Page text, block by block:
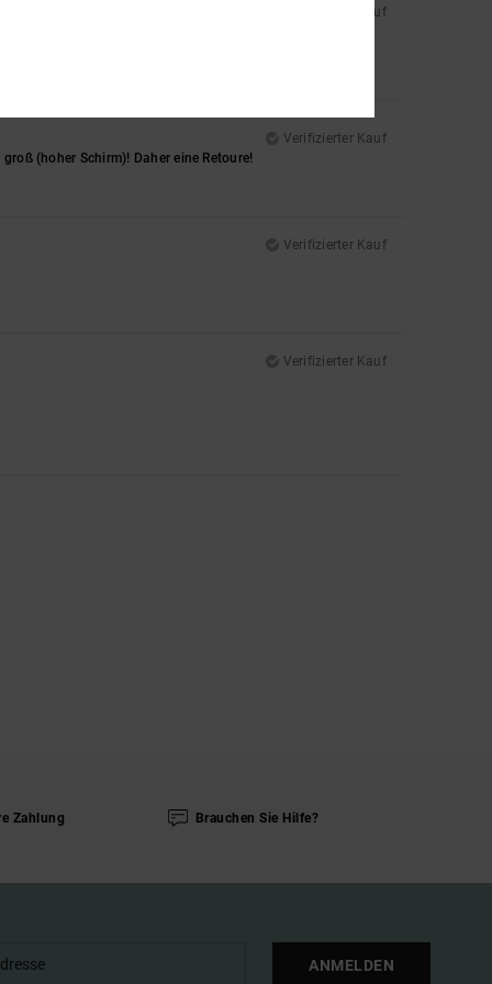
Verifizierter Kauf
Verifizierter Kauf
(hoher Schirm)! Daher eine Retoure!
Verifizierter Kauf
Verifizierter Kauf
Zahlung Brauchen Sie Hilfe?
ANMELDEN